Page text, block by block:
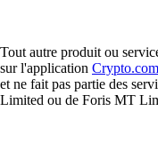
Tout autre produit ou
sur l'application Crypto.com
et ne fait pas partie des
Limited ou de Foris MT